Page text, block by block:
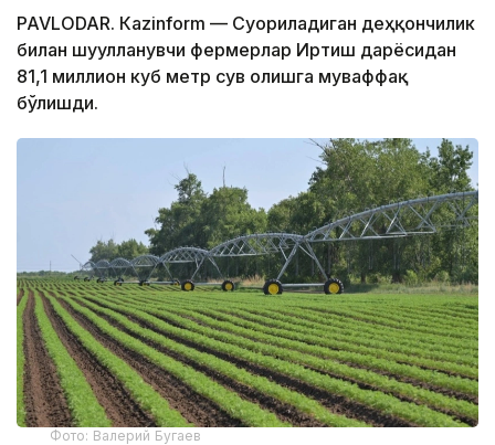
PAVLODAR. Кazinform — Суғориладиган деҳқончилик
билан шуғулланувчи фермерлар Иртиш дарёсидан
81,1 миллион куб метр сув олишга муваффақ
бўлишди.
Фото: Валерий Бугаев